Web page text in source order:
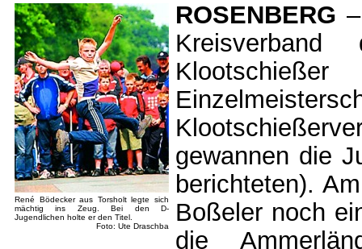
René Bödecker aus Torsholt legte sich
mächtig ins Zeug. Bei den D-
Jugendlichen holte er den Titel.
Foto: Ute Draschba
ROSENBERG
gewannen die
berichteten).
Boßeler noch
die